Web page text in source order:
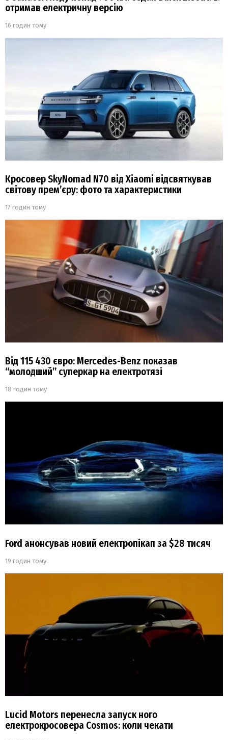
отримав електричну версію
16 годин тому
Кросовер SkyNomad N70 від Xiaomi відсвяткував
світову прем’єру: фото та характеристики
17 годин тому
Від 115 430 євро: Mercedes-Benz показав
“молодший” суперкар на електротязі
18 годин тому
Ford анонсував новий електропікап за $28 тисяч
19 годин тому
Lucid Motors перенесла запуск ного
електрокросовера Cosmos: коли чекати